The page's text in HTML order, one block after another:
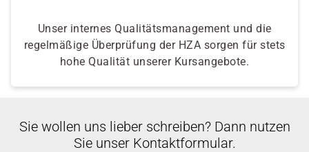
Unser internes Qualitätsmanagement und die
regelmäßige Überprüfung der HZA sorgen für stets
hohe Qualität unserer Kursangebote.
Sie wollen uns lieber schreiben? Dann nutzen
Sie unser Kontaktformular.